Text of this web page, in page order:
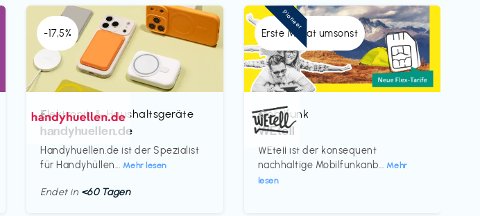
-17,5%
Elektronik & Haushaltsgeräte
handyhuellen.de
Handyhuellen.de ist der Spezialist
für Handyhüllen... Mehr lesen
€‎
Endet in <60 Tagen
Erste Monat umsonst
Mobilfunk
WEtell
WEtell ist der konsequent
nachhaltige Mobilfunkanb... Mehr
lesen
€‎
Pioneer